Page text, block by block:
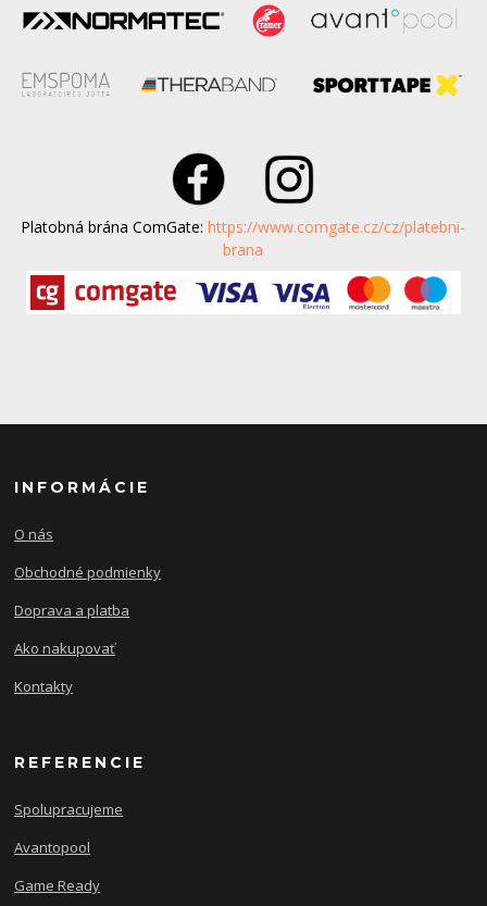
Platobná brána ComGate:https://www.comgate.cz/cz/platebni-
brana
INFORMÁCIE
O nás
Obchodné podmienky
Doprava a platba
Ako nakupovať
Kontakty
REFERENCIE
Spolupracujeme
Avantopool
Game Ready